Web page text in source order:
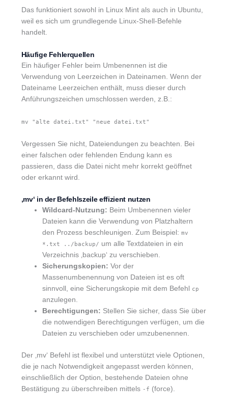
Das funktioniert sowohl in Linux Mint als auch in Ubuntu,
weil es sich um grundlegende Linux-Shell-Befehle
handelt.
Häufige Fehlerquellen
Ein häufiger Fehler beim Umbenennen ist die
Verwendung von Leerzeichen in Dateinamen. Wenn der
Dateiname Leerzeichen enthält, muss dieser durch
Anführungszeichen umschlossen werden, z.B.:
mv "alte datei.txt" "neue datei.txt"
Vergessen Sie nicht, Dateiendungen zu beachten. Bei
einer falschen oder fehlenden Endung kann es
passieren, dass die Datei nicht mehr korrekt geöffnet
oder erkannt wird.
‚mv‘ in der Befehlszeile effizient nutzen
Wildcard-Nutzung: Beim Umbenennen vieler
Dateien kann die Verwendung von Platzhaltern
den Prozess beschleunigen. Zum Beispiel: mv
*.txt ../backup/ um alle Textdateien in ein
Verzeichnis ‚backup‘ zu verschieben.
Sicherungskopien: Vor der
Massenumbenennung von Dateien ist es oft
sinnvoll, eine Sicherungskopie mit dem Befehl
cp
anzulegen.
Berechtigungen: Stellen Sie sicher, dass Sie über
die notwendigen Berechtigungen verfügen, um die
Dateien zu verschieben oder umzubenennen.
Der ‚mv‘ Befehl ist flexibel und unterstützt viele Optionen,
die je nach Notwendigkeit angepasst werden können,
einschließlich der Option, bestehende Dateien ohne
Bestätigung zu überschreiben mittels -f (force).